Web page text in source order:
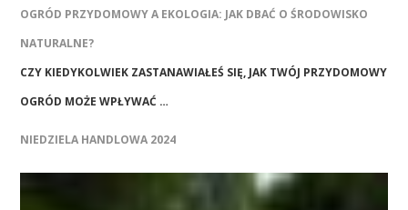
OGRÓD PRZYDOMOWY A EKOLOGIA: JAK DBAĆ O ŚRODOWISKO
NATURALNE?
CZY KIEDYKOLWIEK ZASTANAWIAŁEŚ SIĘ, JAK TWÓJ PRZYDOMOWY
OGRÓD MOŻE WPŁYWAĆ …
NIEDZIELA HANDLOWA 2024